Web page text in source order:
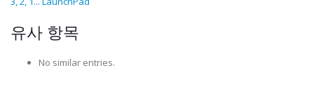
유사 항목
No similar entries.